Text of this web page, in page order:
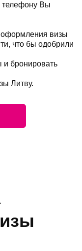
телефону Вы
оформления визы
что бы одобрили
и бронировать
Литву.